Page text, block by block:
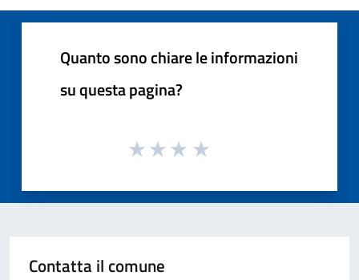
Quanto sono chiare le informazioni
su questa pagina?
Contatta il comune